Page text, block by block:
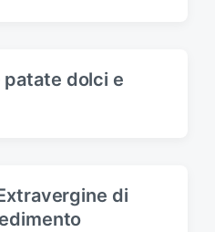
patate dolci e
di